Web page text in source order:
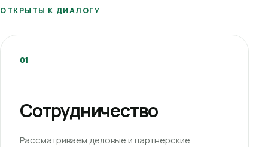
ОТКРЫТЫ К ДИАЛОГУ
01
Сотрудничество
Рассматриваем деловые и партнерские